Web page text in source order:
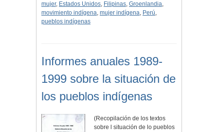
mujer, Estados Unidos, Filipinas, Groenlandia,
movimiento indígena, mujer indígena, Perú,
pueblos indígenas
Informes anuales 1989-
1999 sobre la situación de
los pueblos indígenas
(Recopilación de los textos
sobre l situación de lo pueblos